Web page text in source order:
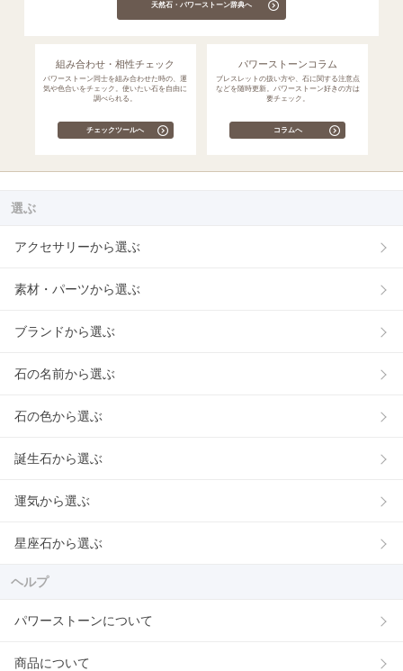
天然石・パワーストーン辞典へ
組み合わせ・相性チェック
パワーストーン同士を組み合わせた時の、運
気や色合いをチェック。使いたい石を自由に
調べられる。
チェックツールへ
パワーストーンコラム
ブレスレットの扱い方や、石に関する注意点
などを随時更新。パワーストーン好きの方は
要チェック。
コラムへ
選ぶ
アクセサリーから選ぶ
素材・パーツから選ぶ
ブランドから選ぶ
石の名前から選ぶ
石の色から選ぶ
誕生石から選ぶ
運気から選ぶ
星座石から選ぶ
ヘルプ
パワーストーンについて
商品について